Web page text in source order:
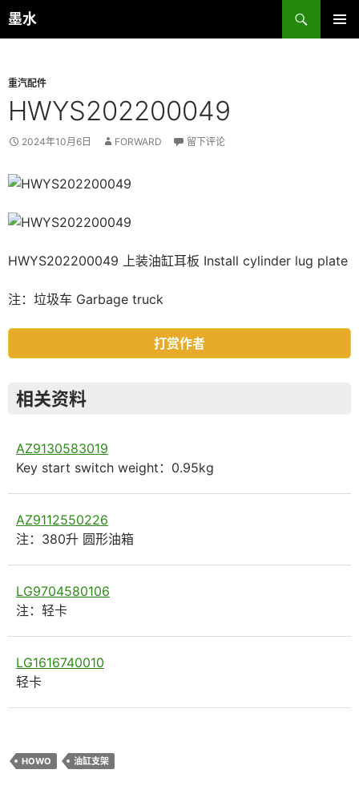
跳
至
墨水
搜
索
重汽配件
HWYS202200049
2024年10月6日 FORWARD 留下评论
HWYS202200049 上装油缸耳板 Install cylinder lug plate
注：垃圾车 Garbage truck
打赏作者
相关资料
AZ9130583019
Key start switch weight：0.95kg
AZ9112550226
注：380升 圆形油箱
LG9704580106
注：轻卡
LG1616740010
轻卡
HOWO 油缸支架